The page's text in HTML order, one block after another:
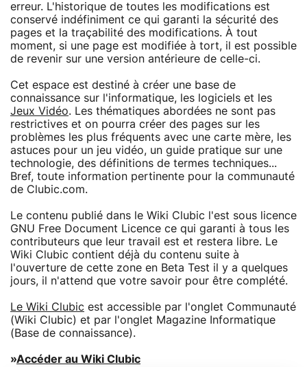
erreur. L'historique de toutes les modifications est
conservé indéfiniment ce qui garanti la sécurité des
pages et la traçabilité des modifications. À tout
moment, si une page est modifiée à tort, il est possible
de revenir sur une version antérieure de celle-ci.
Cet espace est destiné à créer une base de
connaissance sur l'informatique, les logiciels et les
Jeux Vidéo. Les thématiques abordées ne sont pas
restrictives et on pourra créer des pages sur les
problèmes les plus fréquents avec une carte mère, les
astuces pour un jeu vidéo, un guide pratique sur une
technologie, des définitions de termes techniques...
Bref, toute information pertinente pour la communauté
de Clubic.com.
Le contenu publié dans le Wiki Clubic l'est sous licence
GNU Free Document Licence ce qui garanti à tous les
contributeurs que leur travail est et restera libre. Le
Wiki Clubic contient déjà du contenu suite à
l'ouverture de cette zone en Beta Test il y a quelques
jours, il n'attend que votre savoir pour être complété.
Le Wiki Clubic est accessible par l'onglet Communauté
(Wiki Clubic) et par l'onglet Magazine Informatique
(Base de connaissance).
»Accéder au Wiki Clubic